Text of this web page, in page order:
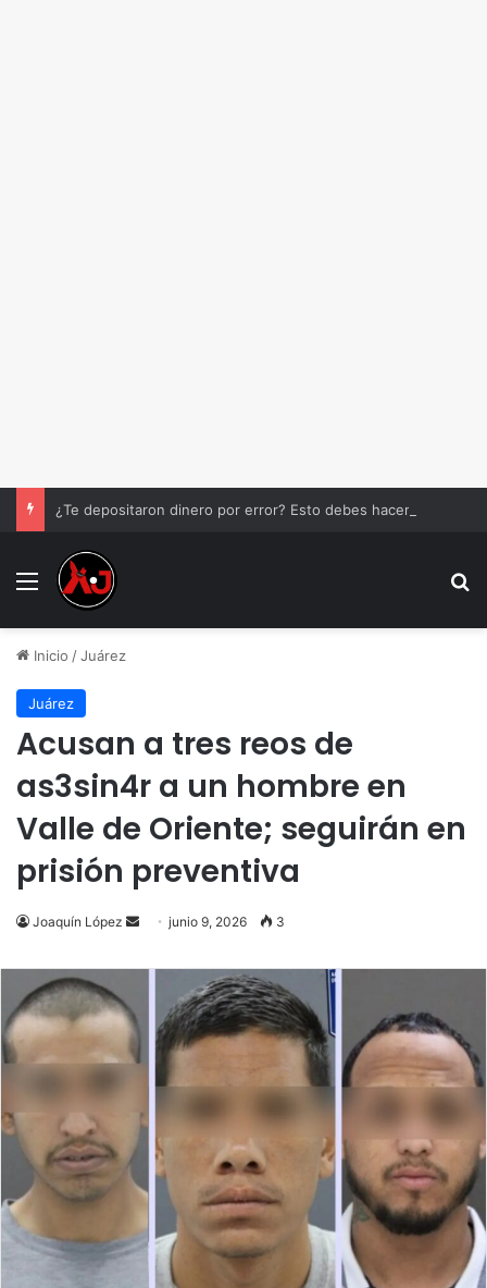
Menu
Inicio /Juárez
Juárez
Acusan a tres reos de
as3sin4r a un hombre en
Valle de Oriente; seguirán en
prisión preventiva
Joaquín López
Send
email
junio 9, 2026 3